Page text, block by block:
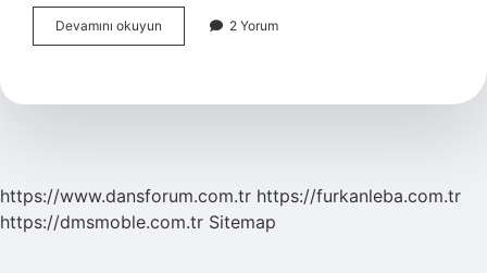
Devamını okuyun Samanyolundan
Büyük
2 Yorum
https://www.dansforum.com.tr https://furkanleba.com.tr
https://dmsmoble.com.tr Sitemap